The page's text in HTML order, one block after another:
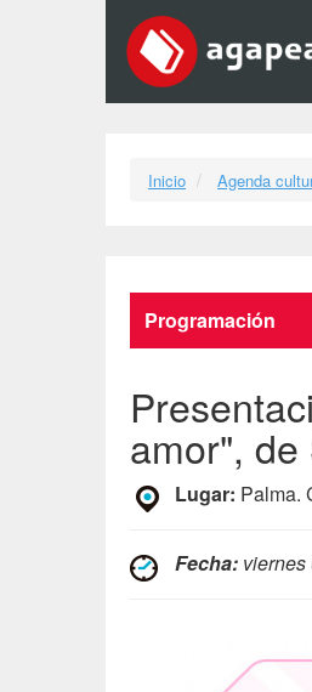
Inicio Agenda
Programación
amor",
Lugar: Palma.
Fecha: